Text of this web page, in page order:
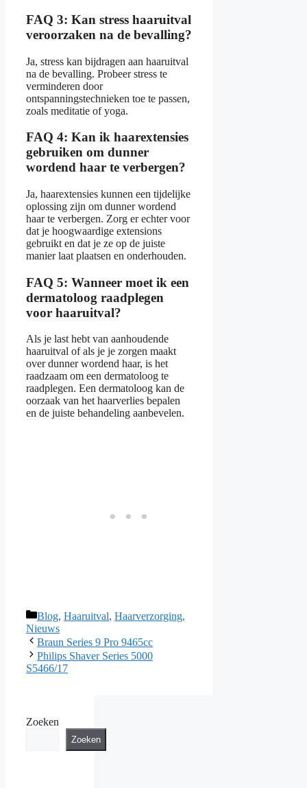
FAQ 3: Kan stress haaruitval
veroorzaken na de bevalling?
Ja, stress kan bijdragen aan haaruitval
na de bevalling. Probeer stress te
verminderen door
ontspanningstechnieken toe te passen,
zoals meditatie of yoga.
FAQ 4: Kan ik haarextensies
gebruiken om dunner
wordend haar te verbergen?
Ja, haarextensies kunnen een tijdelijke
oplossing zijn om dunner wordend
haar te verbergen. Zorg er echter voor
dat je hoogwaardige extensions
gebruikt en dat je ze op de juiste
manier laat plaatsen en onderhouden.
FAQ 5: Wanneer moet ik een
dermatoloog raadplegen
voor haaruitval?
Als je last hebt van aanhoudende
haaruitval of als je je zorgen maakt
over dunner wordend haar, is het
raadzaam om een dermatoloog te
raadplegen. Een dermatoloog kan de
oorzaak van het haarverlies bepalen
en de juiste behandeling aanbevelen.
Categorieën
Blog, Haaruitval, Haarverzorging,
Nieuws
Braun Series 9 Pro 9465cc
Philips Shaver Series 5000
S5466/17
Zoeken
Zoeken